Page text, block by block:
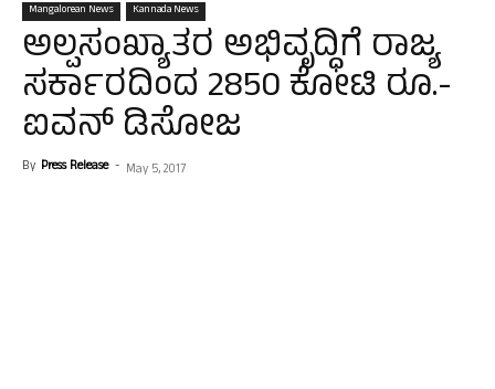
Mangalorean News Kannada News
ಅಲ್ಪಸಂಖ್ಯಾತರ ಅಭಿವೃದ್ಧಿಗೆ ರಾಜ್ಯ
ಸರ್ಕಾರದಿಂದ 2850 ಕೋಟಿ ರೂ.-
ಐವನ್ ಡಿಸೋಜ
By Press Release - May 5, 2017